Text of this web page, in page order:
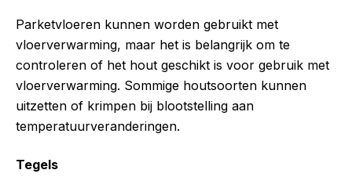
Parketvloeren kunnen worden gebruikt met
vloerverwarming, maar het is belangrijk om te
controleren of het hout geschikt is voor gebruik met
vloerverwarming. Sommige houtsoorten kunnen
uitzetten of krimpen bij blootstelling aan
temperatuurveranderingen.
Tegels